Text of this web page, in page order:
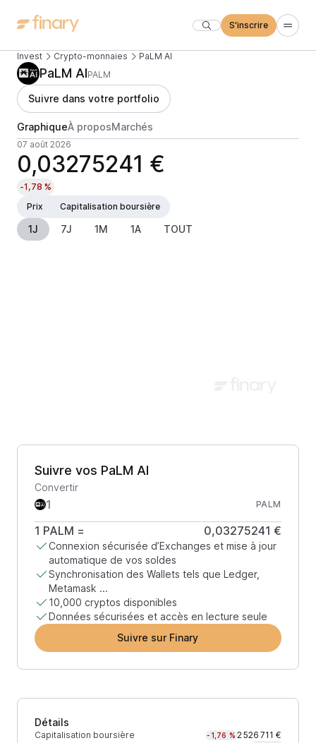
S'inscrire
Invest Crypto-monnaies PaLM AI
PaLM AIPALM
Suivre dans votre portfolio
GraphiqueÀ proposMarchés
07 août 2026
0,03275241 €
-1,78 %
Prix
Capitalisation boursière
1J 7J 1M 1A TOUT
Suivre vos PaLM AI
Convertir
PALM
1 PALM = 0,03275241 €
Connexion sécurisée d’Exchanges et mise à jour
automatique de vos soldes
Synchronisation des Wallets tels que Ledger,
Metamask ...
10,000 cryptos disponibles
Données sécurisées et accès en lecture seule
Suivre sur Finary
Détails
Capitalisation boursière -1,76 % 2 526 711 €